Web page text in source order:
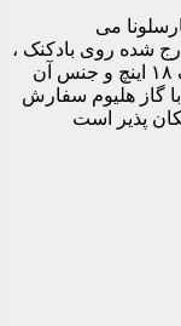
می
شده روی بادکنک ،
پرچم تیم بارسلونا می باشد . اندازه این بادکنک ۱۸ اینچ و جنس آن
با گاز هلیوم سفارش
پذیر است